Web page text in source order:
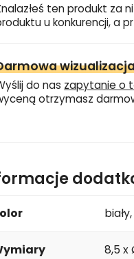
ten produkt za
u konkurencji, a
do nas zapytanie o
otrzymasz
8,5 x